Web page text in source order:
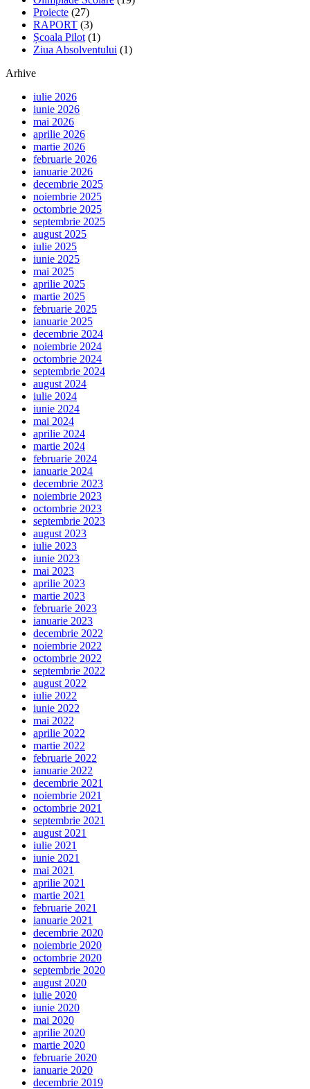
Proiecte (27)
RAPORT (3)
Școala Pilot (1)
Ziua Absolventului (1)
Arhive
iulie 2026
iunie 2026
mai 2026
aprilie 2026
martie 2026
februarie 2026
ianuarie 2026
decembrie 2025
noiembrie 2025
octombrie 2025
septembrie 2025
august 2025
iulie 2025
iunie 2025
mai 2025
aprilie 2025
martie 2025
februarie 2025
ianuarie 2025
decembrie 2024
noiembrie 2024
octombrie 2024
septembrie 2024
august 2024
iulie 2024
iunie 2024
mai 2024
aprilie 2024
martie 2024
februarie 2024
ianuarie 2024
decembrie 2023
noiembrie 2023
octombrie 2023
septembrie 2023
august 2023
iulie 2023
iunie 2023
mai 2023
aprilie 2023
martie 2023
februarie 2023
ianuarie 2023
decembrie 2022
noiembrie 2022
octombrie 2022
septembrie 2022
august 2022
iulie 2022
iunie 2022
mai 2022
aprilie 2022
martie 2022
februarie 2022
ianuarie 2022
decembrie 2021
noiembrie 2021
octombrie 2021
septembrie 2021
august 2021
iulie 2021
iunie 2021
mai 2021
aprilie 2021
martie 2021
februarie 2021
ianuarie 2021
decembrie 2020
noiembrie 2020
octombrie 2020
septembrie 2020
august 2020
iulie 2020
iunie 2020
mai 2020
aprilie 2020
martie 2020
februarie 2020
ianuarie 2020
decembrie 2019